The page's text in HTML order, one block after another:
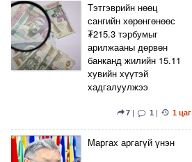
Тэтгэврийн нөөц
сангийн хөрөнгөнөөс
₮215.3 тэрбумыг
арилжааны дөрвөн
банканд жилийн 15.11
хувийн хүүтэй
хадгалуулжээ
7 | 1 | 1 цаг
Маргах аргагүй үнэн